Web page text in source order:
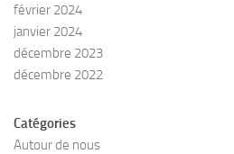
février 2024
janvier 2024
décembre 2023
décembre 2022
Catégories
Autour de nous